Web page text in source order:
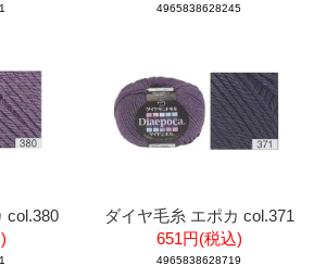
4965838628245
col.380
ダイヤ毛糸 エポカ col.371
651円(税込)
4965838628719